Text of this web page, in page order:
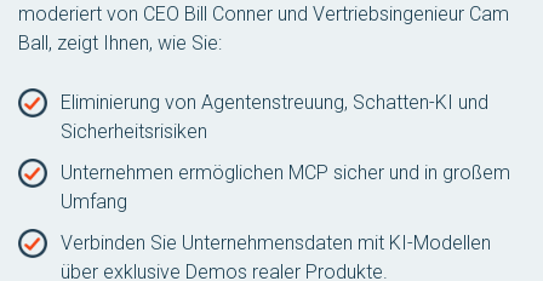
moderiert von CEO Bill Conner und Vertriebsingenieur Cam
Ball, zeigt Ihnen, wie Sie:
Eliminierung von Agentenstreuung, Schatten-KI und
Sicherheitsrisiken
Unternehmen ermöglichen MCP sicher und in großem
Umfang
Verbinden Sie Unternehmensdaten mit KI-Modellen
über exklusive Demos realer Produkte.